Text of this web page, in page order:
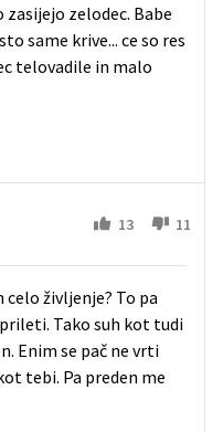
zelodec. Babe
same krive... ce so res
telovadile in malo
13 11
celo življenje? To pa
Tako suh kot tudi
Enim se pač ne vrti
tebi. Pa preden me